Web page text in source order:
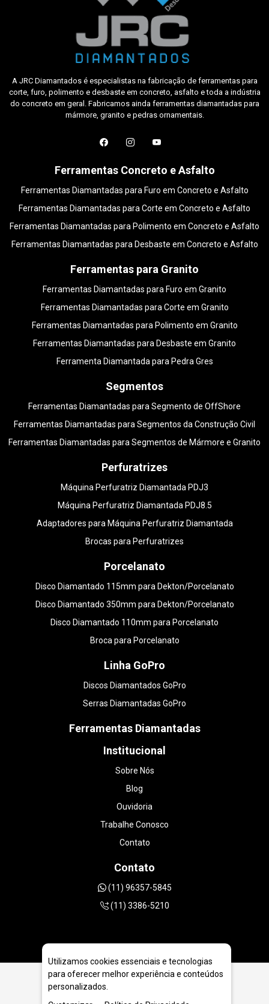
A JRC Diamantados é especialistas na fabricação de ferramentas para
corte, furo, polimento e desbaste em concreto, asfalto e toda a indústria
do concreto em geral. Fabricamos ainda ferramentas diamantadas para
mármore, granito e pedras ornamentais.
Ferramentas Concreto e Asfalto
Ferramentas Diamantadas para Furo em Concreto e Asfalto
Ferramentas Diamantadas para Corte em Concreto e Asfalto
Ferramentas Diamantadas para Polimento em Concreto e Asfalto
Ferramentas Diamantadas para Desbaste em Concreto e Asfalto
Ferramentas para Granito
Ferramentas Diamantadas para Furo em Granito
Ferramentas Diamantadas para Corte em Granito
Ferramentas Diamantadas para Polimento em Granito
Ferramentas Diamantadas para Desbaste em Granito
Ferramenta Diamantada para Pedra Gres
Segmentos
Ferramentas Diamantadas para Segmento de OffShore
Ferramentas Diamantadas para Segmentos da Construção Civil
Ferramentas Diamantadas para Segmentos de Mármore e Granito
Perfuratrizes
Máquina Perfuratriz Diamantada PDJ3
Máquina Perfuratriz Diamantada PDJ8.5
Adaptadores para Máquina Perfuratriz Diamantada
Brocas para Perfuratrizes
Porcelanato
Disco Diamantado 115mm para Dekton/Porcelanato
Disco Diamantado 350mm para Dekton/Porcelanato
Disco Diamantado 110mm para Porcelanato
Broca para Porcelanato
Linha GoPro
Discos Diamantados GoPro
Serras Diamantadas GoPro
Ferramentas Diamantadas
Institucional
Sobre Nós
Blog
Ouvidoria
Trabalhe Conosco
Contato
Contato
(11) 96357-5845
(11) 3386-5210
Serra Diamantada Concreto 500mm em Sorocaba - SP
Utilizamos cookies essenciais e tecnologias
para oferecer melhor experiência e conteúdos
personalizados.